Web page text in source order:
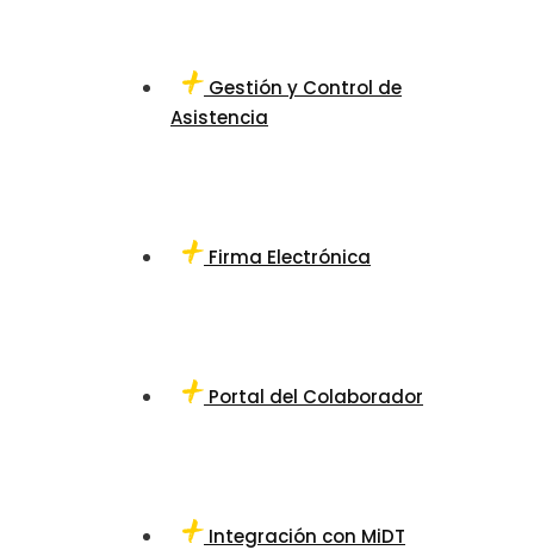
Gestión y Control de
Asistencia
Firma Electrónica
Portal del Colaborador
Integración con MiDT